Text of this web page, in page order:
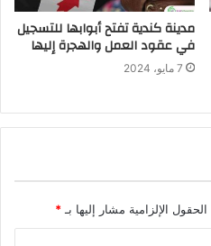
مدينة كندية تفتح أبوابها للتسجيل
في عقود العمل والهجرة إليها
7 مايو، 2024
الحقول الإلزامية مشار إليها بـ *